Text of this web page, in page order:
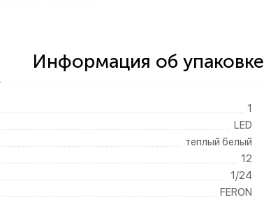
Информация об упаковке
1
LED
теплый белый
12
1/24
FERON